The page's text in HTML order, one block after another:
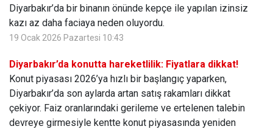
Diyarbakır’da bir binanın önünde kepçe ile yapılan izinsiz
kazı az daha faciaya neden oluyordu.
19 Ocak 2026 Pazartesi 10:43
Diyarbakır’da konutta hareketlilik: Fiyatlara dikkat!
Konut piyasası 2026’ya hızlı bir başlangıç yaparken,
Diyarbakır’da son aylarda artan satış rakamları dikkat
çekiyor. Faiz oranlarındaki gerileme ve ertelenen talebin
devreye girmesiyle kentte konut piyasasında yeniden